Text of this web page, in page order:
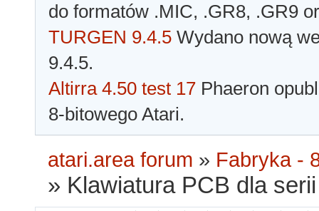
do formatów .MIC, .GR8, .GR9
TURGEN 9.4.5 Wydano nową
9.4.5.
Altirra 4.50 test 17 Phaeron
8-bitowego Atari.
atari.area forum » Fabryka -
» Klawiatura PCB dla